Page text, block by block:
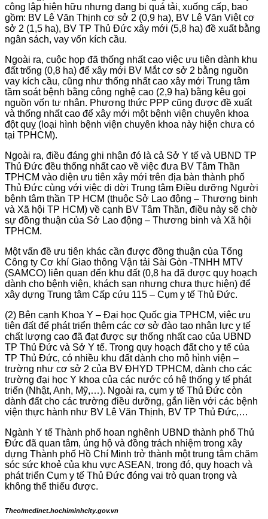
công lập hiện hữu nhưng đang bị quá tải, xuống cấp, bao
gồm: BV Lê Văn Thịnh cơ sở 2 (0,9 ha), BV Lê Văn Việt cơ
sở 2 (1,5 ha), BV TP Thủ Đức xây mới (5,8 ha) đề xuất bằng
ngân sách, vay vốn kích cầu.
Ngoài ra, cuộc họp đã thống nhất cao việc ưu tiên dành khu
đất trống (0,8 ha) để xây mới BV Mắt cơ sở 2 bằng nguồn
vay kích cầu, cũng như thống nhất cao xây mới Trung tâm
tầm soát bệnh bằng công nghệ cao (2,9 ha) bằng kêu gọi
nguồn vốn tư nhân. Phương thức PPP cũng được đề xuất
và thống nhất cao để xây mới một bệnh viện chuyên khoa
đột quỵ (loại hình bệnh viện chuyên khoa này hiện chưa có
tại TPHCM).
Ngoài ra, điều đáng ghi nhận đó là cả Sở Y tế và UBND TP
Thủ Đức đều thống nhất cao về việc đưa BV Tâm Thần
TPHCM vào diện ưu tiên xây mới trên địa bàn thành phố
Thủ Đức cùng với việc di dời Trung tâm Điều dưỡng Người
bệnh tâm thần TP HCM (thuộc Sở Lao động – Thương binh
và Xã hội TP HCM) về cạnh BV Tâm Thần, điều này sẽ chờ
sự đồng thuận của Sở Lao động – Thương binh và Xã hội
TPHCM.
Một vấn đề ưu tiên khác cần được đồng thuận của Tổng
Công ty Cơ khí Giao thông Vận tải Sài Gòn -TNHH MTV
(SAMCO) liên quan đến khu đất (0,8 ha đã được quy hoạch
dành cho bệnh viện, khách sạn nhưng chưa thực hiện) để
xây dựng Trung tâm Cấp cứu 115 – Cụm y tế Thủ Đức.
(2) Bên cạnh Khoa Y – Đại học Quốc gia TPHCM, việc ưu
tiên đất để phát triển thêm các cơ sở đào tạo nhân lực y tế
chất lượng cao đã đạt được sự thống nhất cao của UBND
TP Thủ Đức và Sở Y tế. Trong quy hoạch đất cho y tế của
TP Thủ Đức, có nhiều khu đất dành cho mô hình viện –
trường như cơ sở 2 của BV ĐHYD TPHCM, dành cho các
trường đại học Y khoa của các nước có hệ thống y tế phát
triển (Nhật, Anh, Mỹ,…). Ngoài ra, cụm y tế Thủ Đức còn
dành đất cho các trường điều dưỡng, gắn liền với các bệnh
viện thực hành như BV Lê Văn Thịnh, BV TP Thủ Đức,…
Ngành Y tế Thành phố hoan nghênh UBND thành phố Thủ
Đức đã quan tâm, ủng hộ và đồng trách nhiệm trong xây
dựng Thành phố Hồ Chí Minh trở thành một trung tâm chăm
sóc sức khoẻ của khu vực ASEAN, trong đó, quy hoạch và
phát triển Cụm y tế Thủ Đức đóng vai trò quan trọng và
không thể thiếu được.
Theo/medinet.hochiminhcity.gov.vn